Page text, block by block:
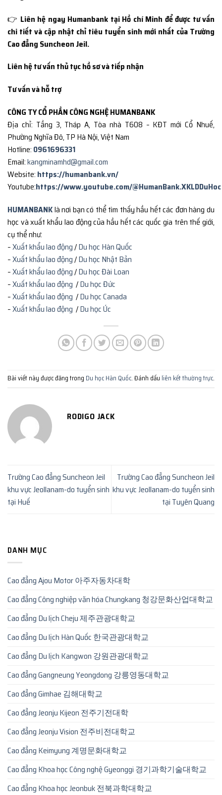
👉 Liên hệ ngay Humanbank tại Hồ chí Minh để được tư vấn
chi tiết và cập nhật chỉ tiêu tuyển sinh mới nhất của Trường
Cao đẳng Suncheon Jeil.
Liên hệ tư vấn thủ tục hồ sơ và tiếp nhận
Tư vấn và hỗ trợ
CÔNG TY CỔ PHẦN CÔNG NGHỆ HUMANBANK
Địa chỉ: Tầng 3, Tháp A, Tòa nhà T608 – KĐT mới Cổ Nhuế,
Phường Nghĩa Đô, TP Hà Nội, Việt Nam
Hotline: 0961696331
Email:kangminamhd@gmail.com
Website: https://humanbank.vn/
Youtube:https://www.youtube.com/@HumanBank.XKLDDuHoc
HUMANBANKlà nơi bạn có thể tìm thấy hầu hết các đơn hàng du
học và xuất khẩu lao động của hầu hết các quốc gia trên thế giới,
cụ thể như:
–Xuất khẩu lao động/Du học Hàn Quốc
–Xuất khẩu lao động/Du học Nhật Bản
–Xuất khẩu lao động/Du học Đài Loan
–Xuất khẩu lao động /Du học Đức
–Xuất khẩu lao động /Du học Canada
–Xuất khẩu lao động /Du học Úc
Bài viết này được đăng trong Du học Hàn Quốc. Đánh dấu liên kết thường trực.
RODIGO JACK
Trường Cao đẳng Suncheon Jeil
khu vực Jeollanam-do tuyển sinh
tại Huế
Trường Cao đẳng Suncheon Jeil
khu vực Jeollanam-do tuyển sinh
tại Tuyên Quang
DANH MỤC
Cao đẳng Ajou Motor 아주자동차대학
Cao đẳng Công nghiệp văn hóa Chungkang 청강문화산업대학교
Cao đẳng Du lịch Cheju 제주관광대학교
Cao đẳng Du lịch Hàn Quốc 한국관광대학교
Cao đẳng Du lịch Kangwon 강원관광대학교
Cao đẳng Gangneung Yeongdong 강릉영동대학교
Cao đẳng Gimhae 김해대학교
Cao đẳng Jeonju Kijeon 전주기전대학
Cao đẳng Jeonju Vision 전주비전대학교
Cao đẳng Keimyung 계명문화대학교
Cao đẳng Khoa học Công nghệ Gyeonggi 경기과학기술대학교
Cao đẳng Khoa học Jeonbuk 전북과학대학교